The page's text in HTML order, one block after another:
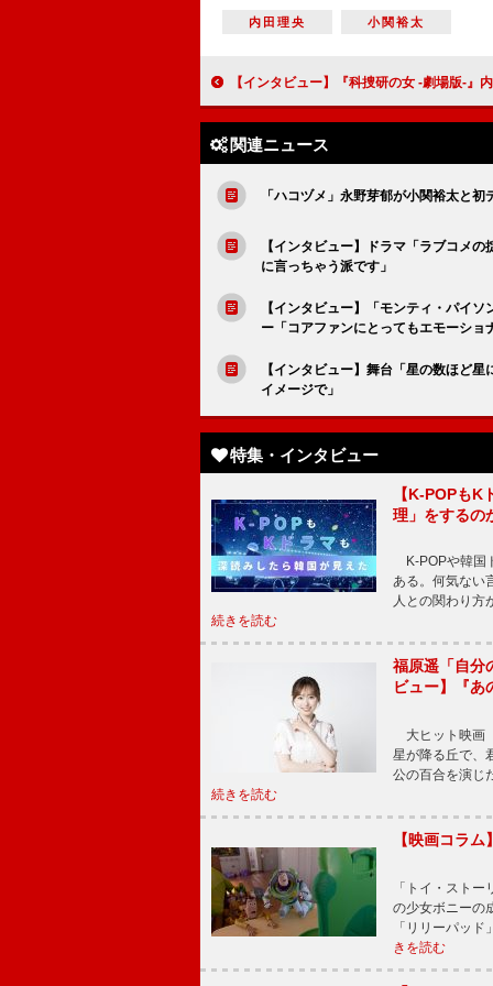
内田理央 小関裕太
【インタビュー】『科捜研の女 -劇場版-』内藤剛志「一度でも『科捜研の女』に加わった人間はみ
関連ニュース
「ハコヅメ」永野芽郁が小関裕太と
【インタビュー】ドラマ「ラブコメ
に言っちゃう派です」
【インタビュー】「モンティ・パイ
ー「コアファンにとってもエモーショ
【インタビュー】舞台「星の数ほど
イメージで」
特集・インタビュー
【K-POPも
理」をするの
K-POPや韓国
ある。何気ない
人との関わり方
続きを読む
福原遥「自分
ビュー】『あ
大ヒット映画
星が降る丘で、
公の百合を演じ
続きを読む
【映画コラ
「トイ・スト
の少女ボニーの
「リリーパッ
きを読む